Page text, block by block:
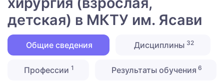
детская) в МКТУ им. Ясави
Общие сведения Дисциплины 32
Профессии1 Результаты обучения 6